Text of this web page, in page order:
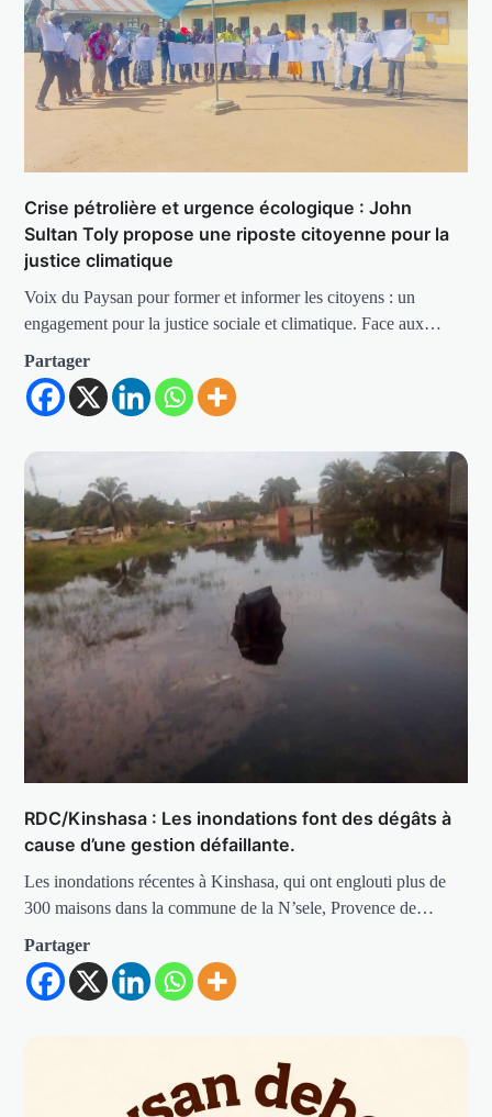
Crise pétrolière et urgence écologique : John
Sultan Toly propose une riposte citoyenne pour la
justice climatique
Voix du Paysan pour former et informer les citoyens : un
engagement pour la justice sociale et climatique. Face aux…
Partager
RDC/Kinshasa : Les inondations font des dégâts à
cause d’une gestion défaillante.
Les inondations récentes à Kinshasa, qui ont englouti plus de
300 maisons dans la commune de la N’sele, Provence de…
Partager